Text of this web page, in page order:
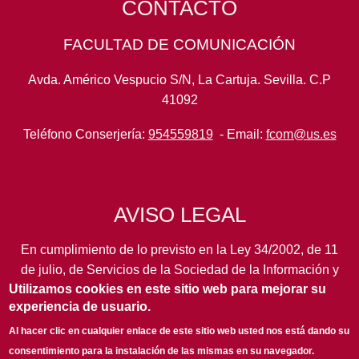
CONTACTO
FACULTAD DE COMUNICACIÓN
Avda. Américo Vespucio S/N, La Cartuja. Sevilla. C.P
41092
Teléfono Conserjería: 954559819- Email: fcom@us.es
AVISO LEGAL
En cumplimiento de lo previsto en la Ley 34/2002, de 11
de julio, de Servicios de la Sociedad de la Información y
de Comercio Electrónico, así como en otras normas de
legal aplicación, se pone en conocimiento de los
usuarios de este portal de laUniversidad de Sevillalos
siguientes datos de información general...leer más
Utilizamos cookies en este sitio web para mejorar su
experiencia de usuario.
Al hacer clic en cualquier enlace de este sitio web usted nos está dando su
consentimiento para la instalación de las mismas en su navegador.